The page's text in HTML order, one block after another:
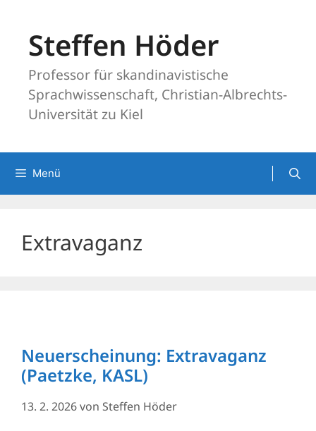
springenSteffen Höder
Professor für skandinavistische
Sprachwissenschaft, Christian-Albrechts-
Universität zu Kiel
Menü
Extravaganz
Neuerscheinung: Extravaganz
(Paetzke, KASL)
13. 2. 2026von Steffen Höder